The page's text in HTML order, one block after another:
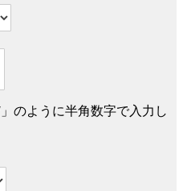
」のように半角数字で入力し